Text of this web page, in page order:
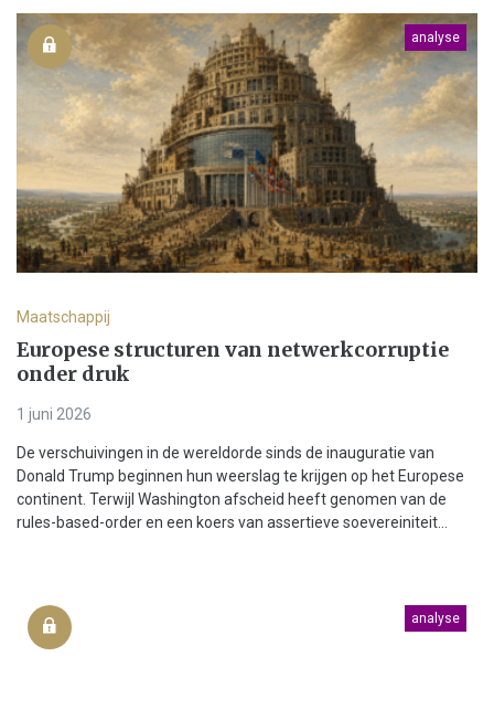
analyse
Maatschappij
Europese structuren van netwerkcorruptie
onder druk
1 juni 2026
De verschuivingen in de wereldorde sinds de inauguratie van
Donald Trump beginnen hun weerslag te krijgen op het Europese
continent. Terwijl Washington afscheid heeft genomen van de
rules-based-order en een koers van assertieve soevereiniteit...
analyse